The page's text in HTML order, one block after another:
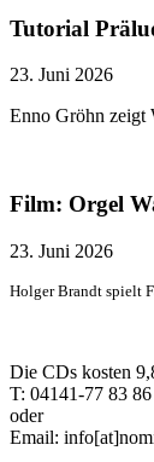
Tutorial
23. Juni 2026
Enno Gröhn zeigt
Film: Orgel
23. Juni 2026
Holger Brandt spielt
Die CDs kosten
T: 04141-77 83
oder
Email: